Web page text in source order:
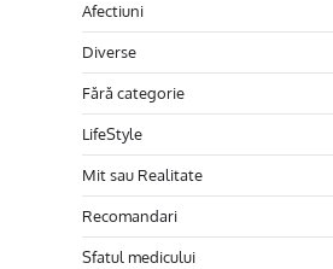
Afectiuni
Diverse
Fără categorie
LifeStyle
Mit sau Realitate
Recomandari
Sfatul medicului